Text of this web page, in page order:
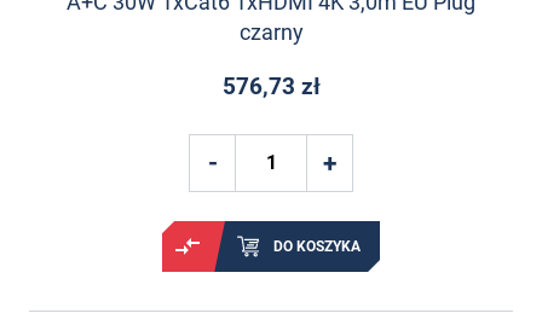
czarny
576,73 zł
DO KOSZYKA